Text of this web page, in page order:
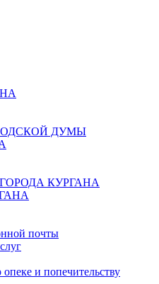
ДУМЫ
КУРГАНА
почты
и попечительству